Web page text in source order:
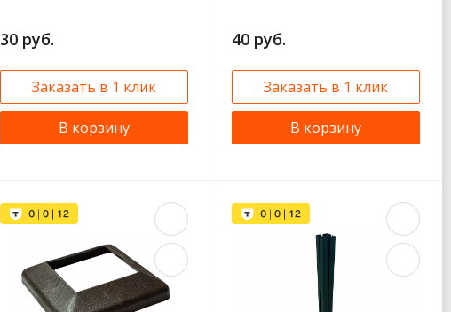
30 руб.
Заказать в 1 клик
В корзину
40 руб.
Заказать в 1 клик
В корзину